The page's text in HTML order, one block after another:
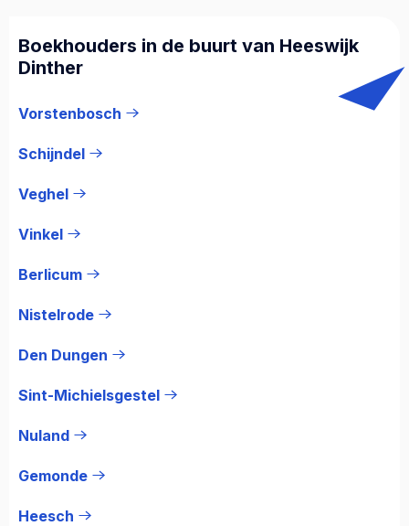
Boekhouders in de buurt van Heeswijk
Dinther
Vorstenbosch
Schijndel
Veghel
Vinkel
Berlicum
Nistelrode
Den Dungen
Sint-Michielsgestel
Nuland
Gemonde
Heesch